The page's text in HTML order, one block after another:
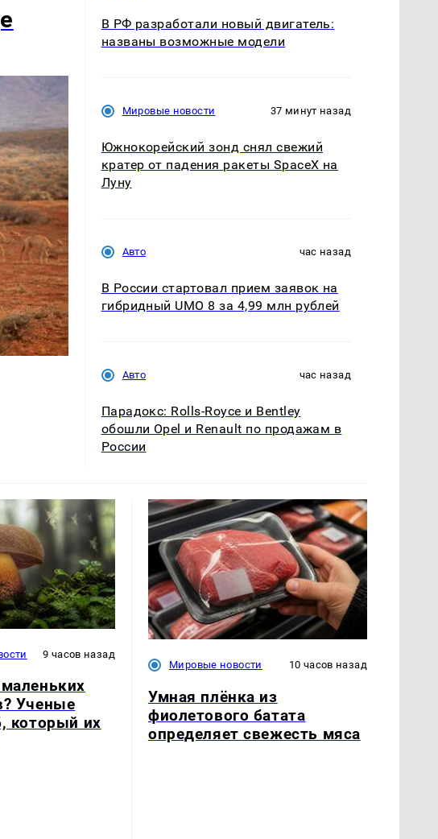
В РФ разработали новый двигатель:
названы возможные модели
Мировые новости 37 минут назад
Южнокорейский зонд снял свежий
кратер от падения ракеты SpaceX на
Луну
Авто час назад
В России стартовал прием заявок на
гибридный UMO 8 за 4,99 млн рублей
Авто час назад
Парадокс: Rolls-Royce и Bentley
обошли Opel и Renault по продажам в
России
9 часов назад
Ученые
который их
Мировые новости 10 часов назад
Умная плёнка из
фиолетового батата
определяет свежесть мяса